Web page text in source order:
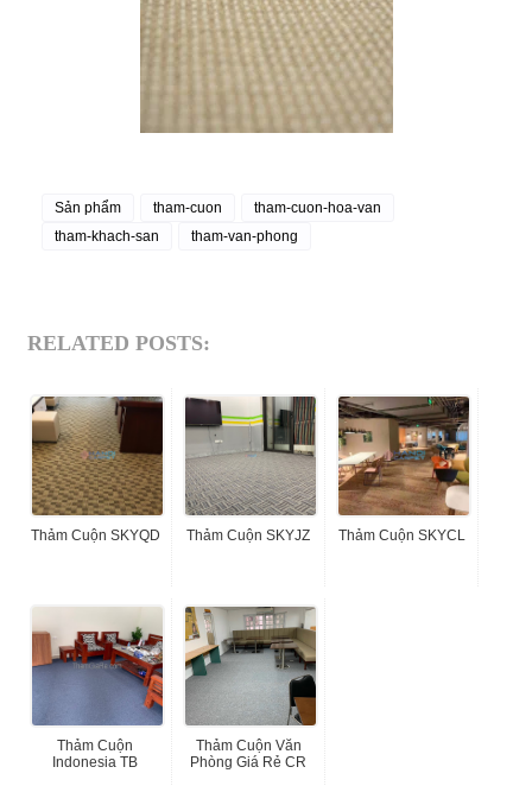
Sản phẩm tham-cuon
tham-cuon-hoa-van
tham-khach-san
tham-van-phong
RELATED POSTS:
Thảm Cuộn SKYQD Thảm Cuộn SKYJZ Thảm Cuộn SKYCL
Thảm Cuộn
Indonesia TB
Thảm Cuộn Văn
Phòng Giá Rẻ CR